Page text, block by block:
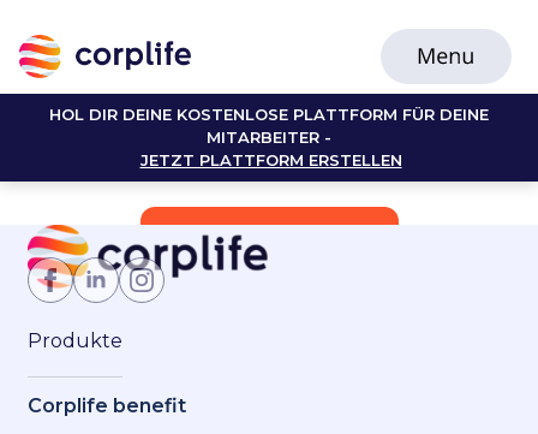
HOL DIR DEINE KOSTENLOSE PLATTFORM FÜR DEINE
MITARBEITER -
JETZT PLATTFORM ERSTELLEN
Jetzt Mitglied werden
Produkte
Corplife benefit